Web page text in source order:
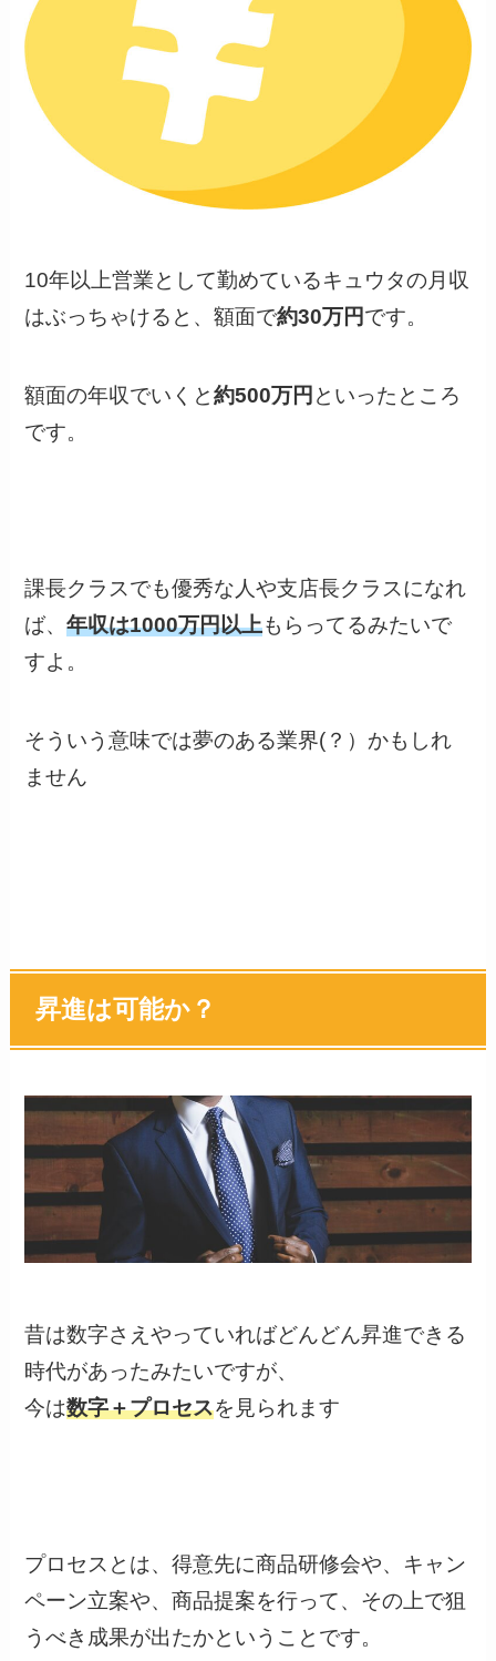
10年以上営業として勤めているキュウタの月収
はぶっちゃけると、額面で約30万円です。
額面の年収でいくと約500万円 といったところ
です。
課長クラスでも優秀な人や支店長クラスになれ
ば、年収は1000万円以上もらってるみたいで
すよ。
そういう意味では夢のある業界(？）かもしれ
ません
昇進は可能か？
昔は数字さえやっていればどんどん昇進できる
時代があったみたいですが、
今は数字＋プロセスを見られます
プロセスとは、得意先に商品研修会や、キャン
ペーン立案や、商品提案を行って、その上で狙
うべき成果が出たかということです。